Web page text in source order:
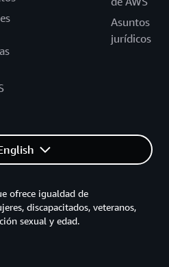
Asuntos
jurídicos
ofrece igualdad de
discapacitados, veteranos,
sexual y edad.